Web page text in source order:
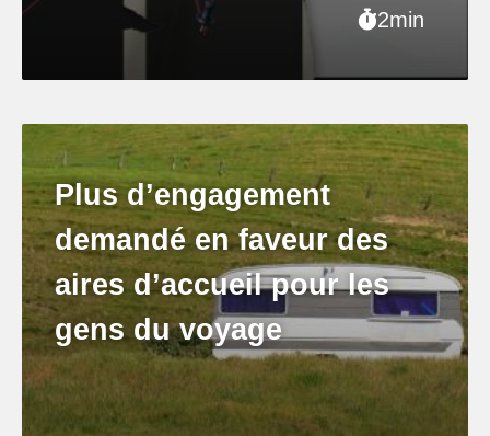
2min
Plus d’engagement
demandé en faveur des
aires d’accueil pour les
gens du voyage